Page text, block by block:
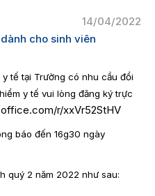
14/04/2022
cho sinh viên
tế tại Trường có nhu cầu đổi
y tế vui lòng đăng ký trực
r/xxVr52StHV
báo đến 16g30 ngày
quý 2 năm 2022 như sau: